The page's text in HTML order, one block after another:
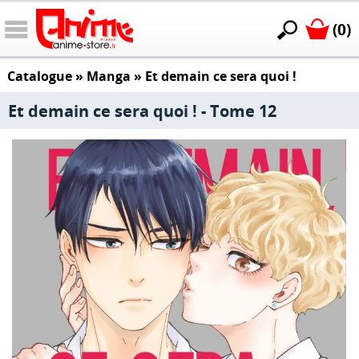
(0)
Catalogue» Manga » Et demain ce sera quoi !
Et demain ce sera quoi ! - Tome 12